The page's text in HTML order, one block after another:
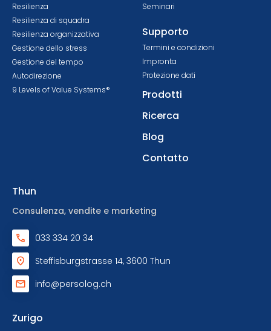
Resilienza
Resilienza di squadra
Resilienza organizzativa
Gestione dello stress
Gestione del tempo
Autodirezione
9 Levels of Value Systems®
Seminari
Supporto
Termini e condizioni
Impronta
Protezione dati
Prodotti
Ricerca
Blog
Contatto
Thun
Consulenza, vendite e marketing
033 334 20 34
Steffisburgstrasse 14, 3600 Thun
info@persolog.ch
Zurigo